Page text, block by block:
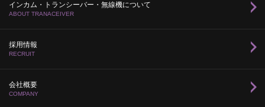
インカム・トランシーバー・無線機について
ABOUT TRANACEIVER
採用情報
RECRUIT
会社概要
COMPANY